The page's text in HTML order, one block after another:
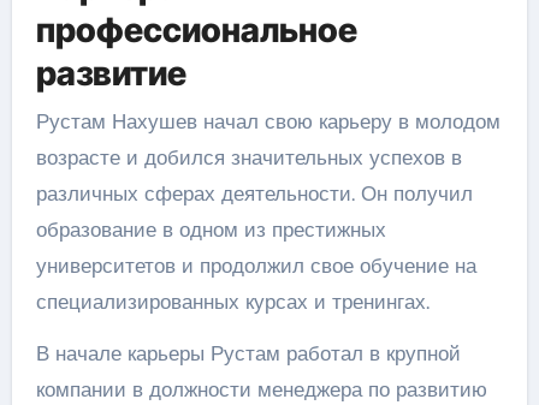
профессиональное
развитие
Рустам Нахушев начал свою карьеру в молодом
возрасте и добился значительных успехов в
различных сферах деятельности. Он получил
образование в одном из престижных
университетов и продолжил свое обучение на
специализированных курсах и тренингах.
В начале карьеры Рустам работал в крупной
компании в должности менеджера по развитию